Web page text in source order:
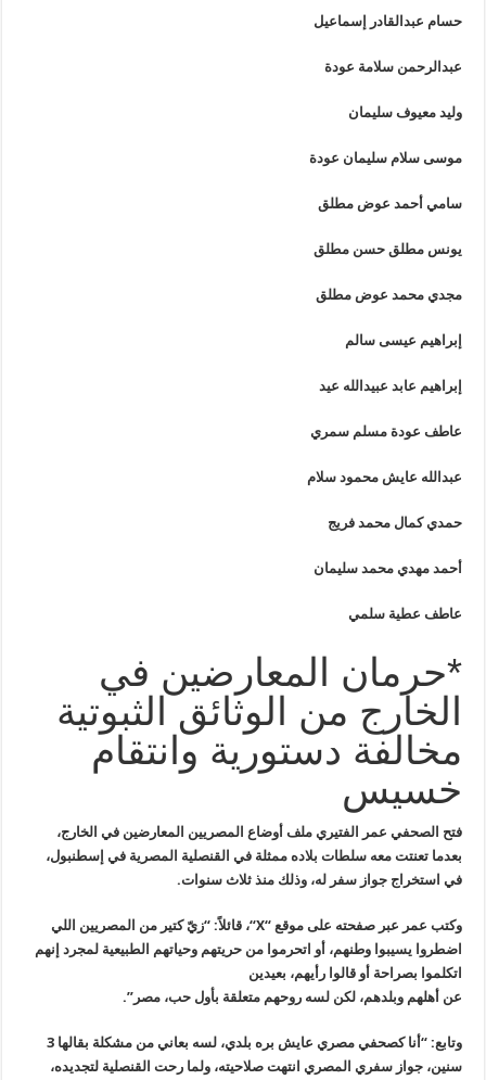
حسام عبدالقادر إسماعيل
عبدالرحمن سلامة عودة
وليد معيوف سليمان
موسى سلام سليمان عودة
سامي أحمد عوض مطلق
يونس مطلق حسن مطلق
مجدي محمد عوض مطلق
إبراهيم عيسى سالم
إبراهيم عابد عبيدالله عيد
عاطف عودة مسلم سمري
عبدالله عايش محمود سلام
حمدي كمال محمد فريج
أحمد مهدي محمد سليمان
عاطف عطية سلمي
*حرمان المعارضين في
الخارج من الوثائق الثبوتية
مخالفة دستورية وانتقام
خسيس
فتح الصحفي عمر الفتيري ملف أوضاع المصريين المعارضين في الخارج،
بعدما تعنتت معه سلطات بلاده ممثلة في القنصلية المصرية في إسطنبول،
في استخراج جواز سفر له، وذلك منذ ثلاث سنوات.
وكتب عمر عبر صفحته على موقع “X“، قائلاً: “زيّ كتير من المصريين اللي
اضطروا يسيبوا وطنهم، أو اتحرموا من حريتهم وحياتهم الطبيعية لمجرد إنهم
اتكلموا بصراحة أو قالوا رأيهم، بعيدين
عن أهلهم وبلدهم، لكن لسه روحهم متعلقة بأول حب، مصر”.
وتابع: “أنا كصحفي مصري عايش بره بلدي، لسه بعاني من مشكلة بقالها 3
سنين، جواز سفري المصري انتهت صلاحيته، ولما رحت القنصلية لتجديده،